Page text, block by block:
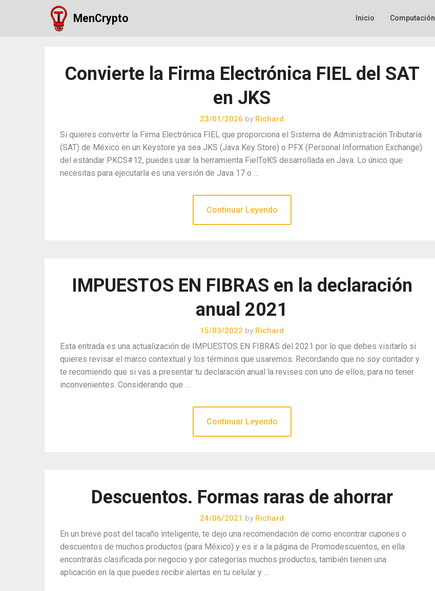
MenCrypto Inicio Computación
Convierte la Firma Electrónica FIEL del SAT
en JKS
23/01/2026 by Richard
Si quieres convertir la Firma Electrónica FIEL que proporciona el Sistema de Administración Tributaría
(SAT) de México en un Keystore ya sea JKS (Java Key Store) o PFX (Personal Information Exchange)
del estándar PKCS#12, puedes usar la herramienta FielToKS desarrollada en Java. Lo único que
necesitas para ejecutarla es una versión de Java 17 o …
Continuar Leyendo
IMPUESTOS EN FIBRAS en la declaración
anual 2021
15/03/2022 by Richard
Esta entrada es una actualización de IMPUESTOS EN FIBRAS del 2021 por lo que debes visitarlo si
quieres revisar el marco contextual y los términos que usaremos. Recordando que no soy contador y
te recomiendo que si vas a presentar tu declaración anual la revises con uno de ellos, para no tener
inconvenientes. Considerando que …
Continuar Leyendo
Descuentos. Formas raras de ahorrar
24/06/2021 by Richard
En un breve post del tacaño inteligente, te dejo una recomendación de como encontrar cupones o
descuentos de muchos productos (para México) y es ir a la página de Promodescuentos, en ella
encontrarás clasificada por negocio y por categorías muchos productos, también tienen una
aplicación en la que puedes recibir alertas en tu celular y …